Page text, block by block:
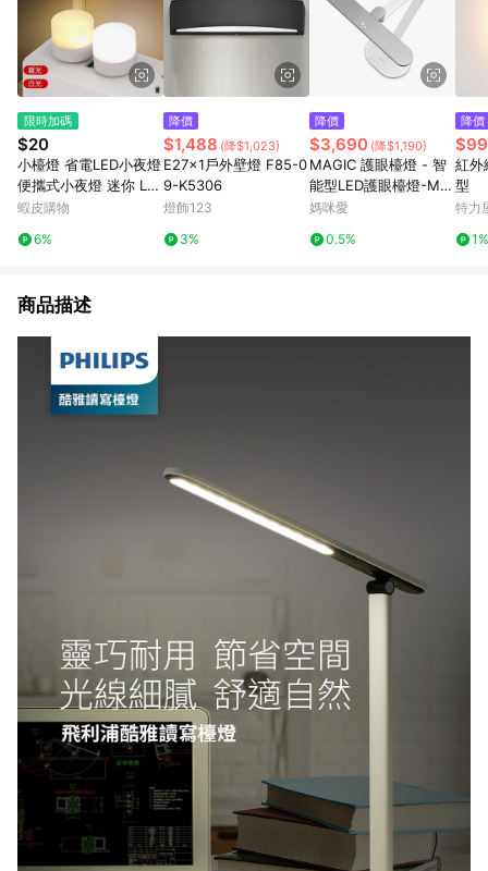
限時加碼
$20
小檯燈 省電LED小夜燈
便攜式小夜燈 迷你 LE
D燈 USB燈護眼迷你燈
源 小燈嬰兒床頭小夜燈
蝦皮購物
6%
降價
$1,488 (降$1,023)
E27x1戶外壁燈 F85-0
9-K5306
燈飾123
3%
降價
$3,690 (降$1,190)
MAGIC 護眼檯燈 - 智
能型LED護眼檯燈-MA
358
媽咪愛
0.5%
降價
紅外
型
特力
1%
商品描述